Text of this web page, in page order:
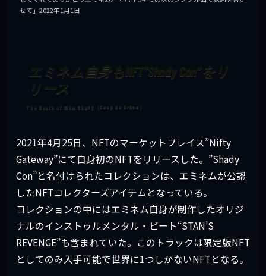
せて」2022年1月1日
エミネム自身もNFT”Shady Con”をリ
リース
2021年4月25日、NFTのマーケットプレイス”Nifty
Gateway”にて自身初のNFTをリリースした。”Shady
Con”と名付けられたコレクションは、エミネムが公認
したNFTコレクターズアイテムとなっている。
コレクションの中にはエミネム自身が制作したオリジ
ナルのインストゥルメンタル・ビート“STAN’S
REVENGE”も含まれていた。このトラックは限定版NFT
としてのみ入手可能で世界に1つしかないNFTとなる。